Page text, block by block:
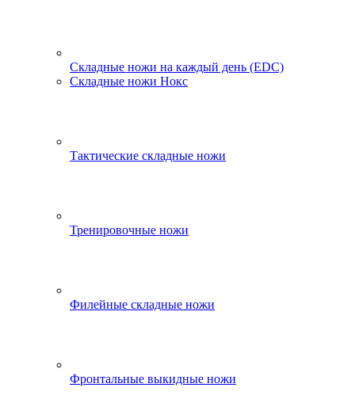
Складные ножи на каждый день (EDC)
Складные ножи Нокс
Тактические складные ножи
Тренировочные ножи
Филейные складные ножи
Фронтальные выкидные ножи